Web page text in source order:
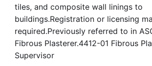
tiles, and composite wall linings to
buildings.Registration or licensing
required.Previously referred to in
Fibrous Plasterer.4412-01 Fibrous
Supervisor